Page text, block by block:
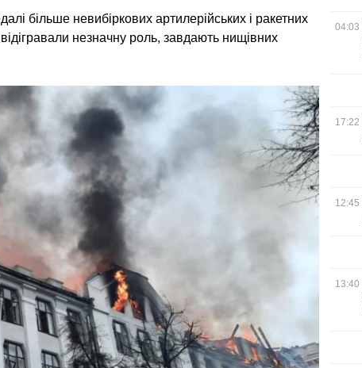
більше невибіркових артилерійських і ракетних
відігравали незначну роль, завдають нищівних
04:03
17:22
12:45
13:40